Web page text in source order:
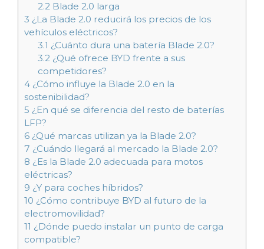
2.2Blade 2.0 larga
3 ¿La Blade 2.0 reducirá los precios de los
vehículos eléctricos?
3.1 ¿Cuánto dura una batería Blade 2.0?
3.2¿Qué ofrece BYD frente a sus
competidores?
4 ¿Cómo influye la Blade 2.0 en la
sostenibilidad?
5 ¿En qué se diferencia del resto de baterías
LFP?
6 ¿Qué marcas utilizan ya la Blade 2.0?
7 ¿Cuándo llegará al mercado la Blade 2.0?
8 ¿Es la Blade 2.0 adecuada para motos
eléctricas?
9 ¿Y para coches híbridos?
10 ¿Cómo contribuye BYD al futuro de la
electromovilidad?
11 ¿Dónde puedo instalar un punto de carga
compatible?